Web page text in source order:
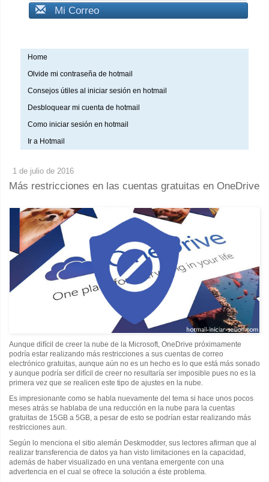
Mi Correo
Home
Olvide mi contraseña de hotmail
Consejos útiles al iniciar sesión en hotmail
Desbloquear mi cuenta de hotmail
Como iniciar sesión en hotmail
Ir a Hotmail
1 de julio de 2016
Más restricciones en las cuentas gratuitas en OneDrive
Aunque difícil de creer la nube de la Microsoft, OneDrive próximamente
podría estar realizando más restricciones a sus cuentas de correo
electrónico gratuitas, aunque aún no es un hecho es lo que está más sonado
y aunque podría ser difícil de creer no resultaría ser imposible pues no es la
primera vez que se realicen este tipo de ajustes en la nube.
Es impresionante como se habla nuevamente del tema si hace unos pocos
meses atrás se hablaba de una reducción en la nube para la cuentas
gratuitas de 15GB a 5GB, a pesar de esto se podrían estar realizando más
restricciones aun.
Según lo menciona el sitio alemán Deskmodder, sus lectores afirman que al
realizar transferencia de datos ya han visto limitaciones en la capacidad,
además de haber visualizado en una ventana emergente con una
advertencia en el cual se ofrece la solución a éste problema.